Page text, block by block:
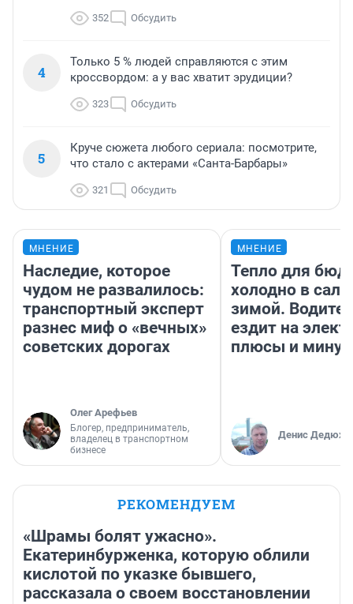
352 Обсудить
4
Только 5 % людей справляются с этим
кроссвордом: а у вас хватит эрудиции?
323 Обсудить
5
Круче сюжета любого сериала: посмотрите,
что стало с актерами «Санта-Барбары»
321 Обсудить
МНЕНИЕ
Наследие, которое
чудом не развалилось:
транспортный эксперт
разнес миф о «вечных»
советских дорогах
Олег Арефьев
Блогер, предприниматель,
владелец в транспортном
бизнесе
МНЕНИЕ
Тепло для
холодно в
зимой.
ездит на
плюсы и
Денис
РЕКОМЕНДУЕМ
«Шрамы болят ужасно».
Екатеринбурженка, которую облили
кислотой по указке бывшего,
рассказала о своем восстановлении